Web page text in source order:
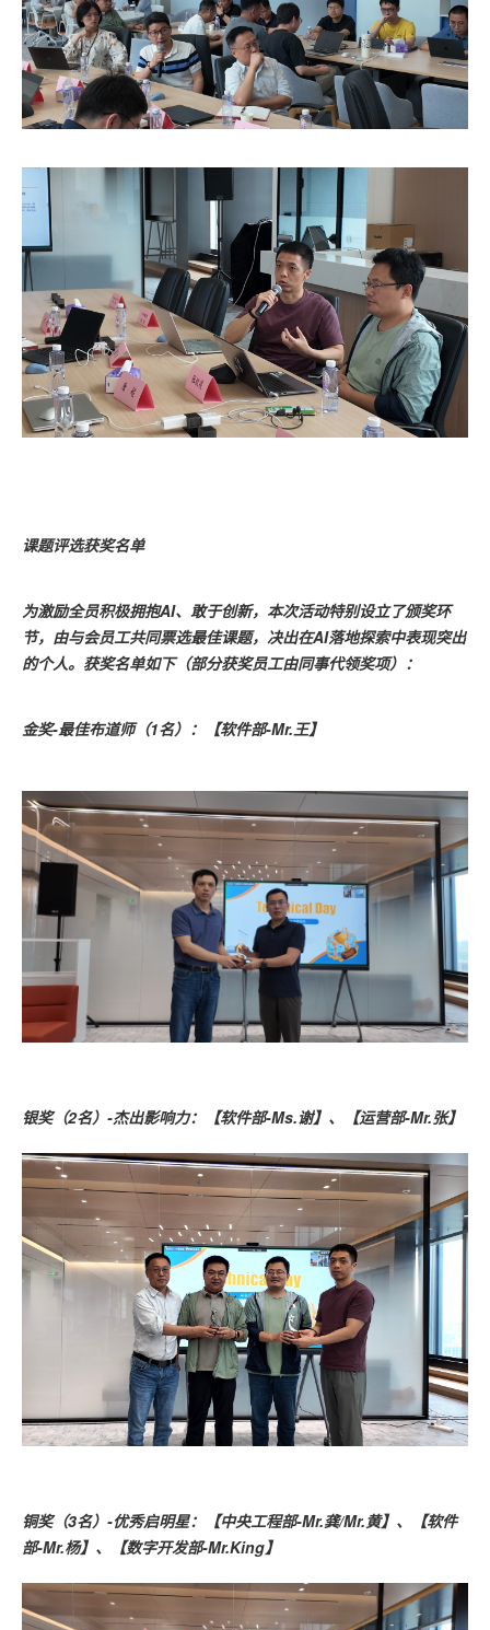
课题评选获奖名单
为激励全员积极拥抱AI、敢于创新，本次活动特别设立了颁奖环
节，由与会员工共同票选最佳课题，决出在AI落地探索中表现突出
的个人。获奖名单如下（部分获奖员工由同事代领奖项）：
金奖-最佳布道师（1名）：【软件部-Mr.王】
银奖（2名）-杰出影响力：【软件部-Ms.谢】、【运营部-Mr.张】
铜奖（3名）-优秀启明星：【中央工程部-Mr.龚/Mr.黄】、【软件
部-Mr.杨】、【数字开发部-Mr.King】